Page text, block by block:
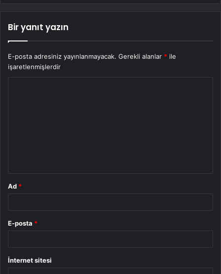
Bir yanıt yazın
E-posta adresiniz yayınlanmayacak. Gerekli alanlar * ile
işaretlenmişlerdir
Ad *
E-posta *
İnternet sitesi